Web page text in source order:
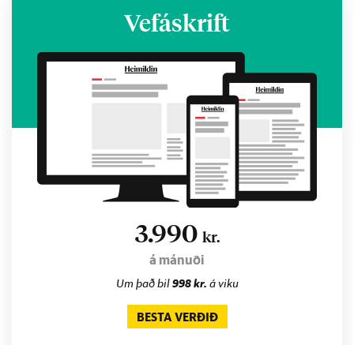
Vefáskrift
3.990 kr.
á mánuði
Um það bil998 kr. á viku
BESTA VERÐIÐ